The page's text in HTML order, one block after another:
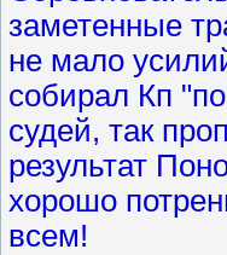
заметенные
не мало
собирал Кп
судей, так
результат
хорошо
всем!